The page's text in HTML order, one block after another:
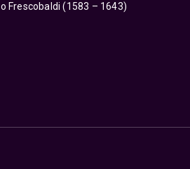
Frescobaldi (1583 – 1643)